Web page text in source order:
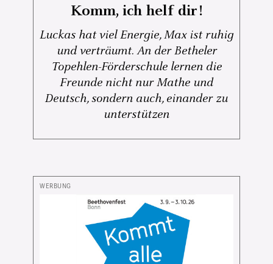
Komm, ich helf dir!
Luckas hat viel Energie, Max ist ruhig
und verträumt. An der Betheler
Topehlen-Förderschule lernen die
Freunde nicht nur Mathe und
Deutsch, sondern auch, einander zu
unterstützen